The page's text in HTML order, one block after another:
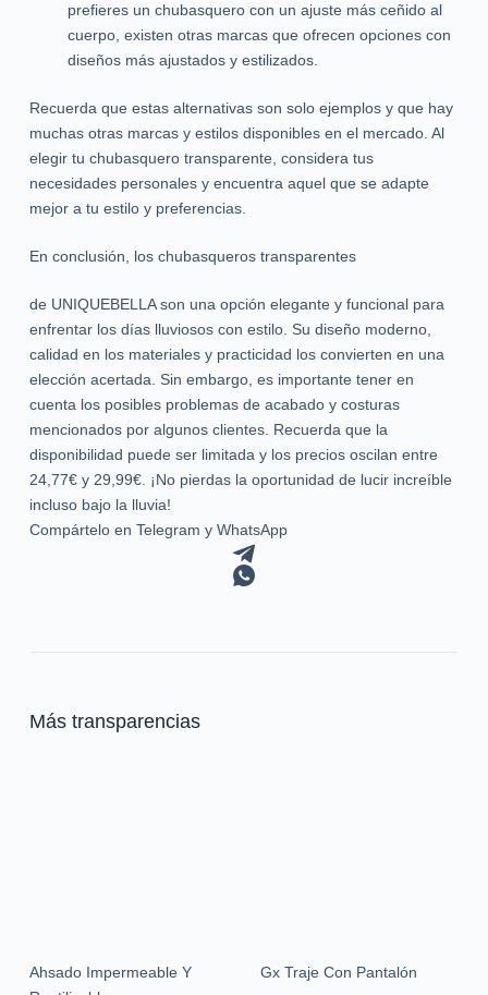
prefieres un chubasquero con un ajuste más ceñido al
cuerpo, existen otras marcas que ofrecen opciones con
diseños más ajustados y estilizados.
Recuerda que estas alternativas son solo ejemplos y que hay
muchas otras marcas y estilos disponibles en el mercado. Al
elegir tu chubasquero transparente, considera tus
necesidades personales y encuentra aquel que se adapte
mejor a tu estilo y preferencias.
En conclusión, los chubasqueros transparentes
de UNIQUEBELLA son una opción elegante y funcional para
enfrentar los días lluviosos con estilo. Su diseño moderno,
calidad en los materiales y practicidad los convierten en una
elección acertada. Sin embargo, es importante tener en
cuenta los posibles problemas de acabado y costuras
mencionados por algunos clientes. Recuerda que la
disponibilidad puede ser limitada y los precios oscilan entre
24,77€ y 29,99€. ¡No pierdas la oportunidad de lucir increíble
incluso bajo la lluvia!
Compártelo en Telegram y WhatsApp
Más transparencias
Ahsado Impermeable Y
Gx Traje Con Pantalón